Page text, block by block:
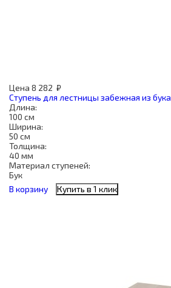
Цена 8 282 ₽
Ступень для лестницы забежная из бука
Длина:
100 см
Ширина:
50 см
Толщина:
40 мм
Материал ступеней:
Бук
В корзину
Купить в 1 клик